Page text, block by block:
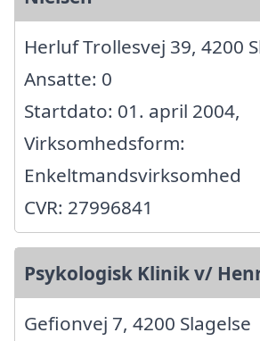
Herluf Trollesvej 39, 4200
Ansatte: 0
Startdato: 01. april 2004,
Virksomhedsform:
Enkeltmandsvirksomhed
CVR: 27996841
Psykologisk Klinik v/
Gefionvej 7, 4200 Slagelse